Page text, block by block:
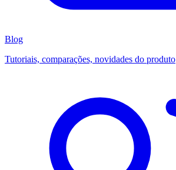
Blog
Tutoriais, comparações, novidades do produto